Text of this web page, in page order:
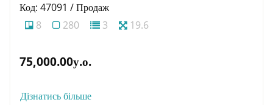
Код: 47091 / Продаж
8
280 3 19.6
75,000.00у.о.
Дізнатись більше